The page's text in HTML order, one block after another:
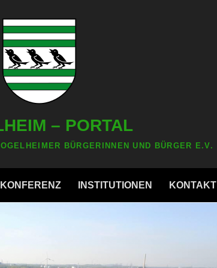
– PORTAL
BÜRGERINNEN UND BÜRGER E.V.
INSTITUTIONEN KONTAKT